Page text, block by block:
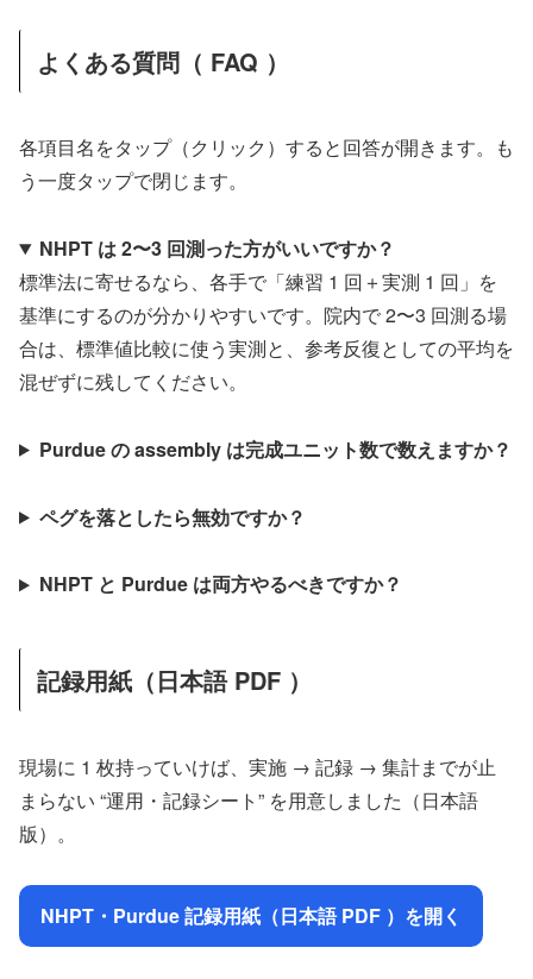
よくある質問（ FAQ ）
各項目名をタップ（クリック）すると回答が開きます。も
う一度タップで閉じます。
NHPT は 2〜3 回測った方がいいですか？
標準法に寄せるなら、各手で「練習 1 回＋実測 1 回」を
基準にするのが分かりやすいです。院内で 2〜3 回測る場
合は、標準値比較に使う実測と、参考反復としての平均を
混ぜずに残してください。
Purdue の assembly は完成ユニット数で数えますか？
ペグを落としたら無効ですか？
NHPT と Purdue は両方やるべきですか？
記録用紙（日本語 PDF ）
現場に 1 枚持っていけば、実施 → 記録 → 集計までが止
まらない “運用・記録シート” を用意しました（日本語
版）。
NHPT・Purdue 記録用紙（日本語 PDF ）を開く